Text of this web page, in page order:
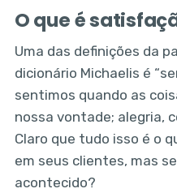
O que é
Uma das definições da
dicionário Michaelis é
sentimos quando as
nossa vontade; alegria,
Claro que tudo isso é o
em seus clientes, mas
acontecido?